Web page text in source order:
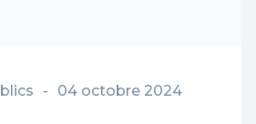
04 octobre 2024